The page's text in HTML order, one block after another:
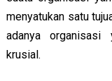
menyatukan satu
adanya organisasi
krusial.